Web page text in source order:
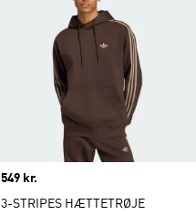
Price
549 kr.
3-STRIPES HÆTTETRØJE